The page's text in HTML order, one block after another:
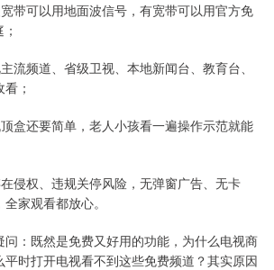
带可以用地面波信号，有宽带可以用官方免
流频道、省级卫视、本地新闻台、教育台、
；
盒还要简单，老人小孩看一遍操作示范就能
侵权、违规关停风险，无弹窗广告、无卡
家观看都放心。
：既然是免费又好用的功能，为什么电视商
时打开电视看不到这些免费频道？其实原因